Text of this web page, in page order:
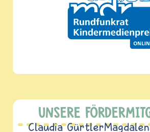
UNSERE
Claudia Gürtler